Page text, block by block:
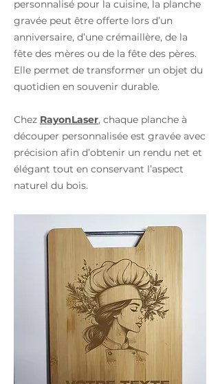
personnalisé pour la cuisine, la planche
gravée peut être offerte lors d’un
anniversaire, d’une crémaillère, de la
fête des mères ou de la fête des pères.
Elle permet de transformer un objet du
quotidien en souvenir durable.
Chez RayonLaser, chaque planche à
découper personnalisée est gravée avec
précision afin d’obtenir un rendu net et
élégant tout en conservant l’aspect
naturel du bois.